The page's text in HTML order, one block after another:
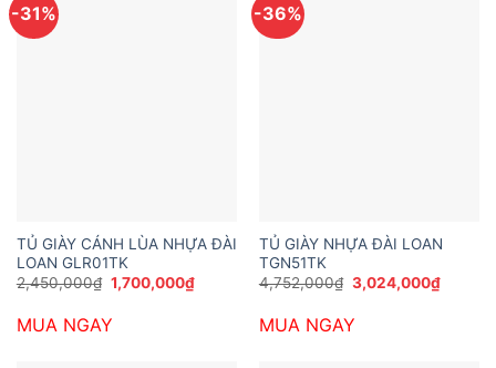
-31%
TỦ GIÀY CÁNH LÙA NHỰA ĐÀI
LOAN GLR01TK
2,450,000₫ Giá
gốc
2,450,000₫.
1,700,000₫Giá
hiện
MUA NGAY
-36%
TỦ GIÀY NHỰA ĐÀI LOAN
TGN51TK
4,752,000₫ Giá
gốc
4,752,000₫.
3,024,000₫Giá
hiện
MUA NGAY